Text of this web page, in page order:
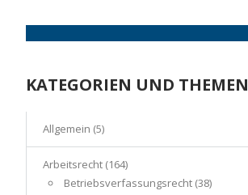
KATEGORIEN UND THEMEN
Allgemein (5)
Arbeitsrecht (164)
Betriebsverfassungsrecht (38)